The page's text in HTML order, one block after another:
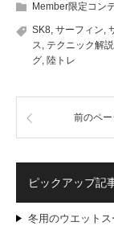
Member限定コン
SK8, サーフィン,
ス, テクニック解説
グ, 陸トレ
前のペー
ピックアップ記
冬用のウエット